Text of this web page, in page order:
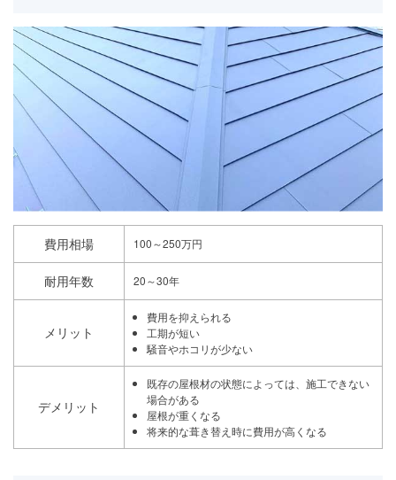
費用相場 100～250万円
耐用年数 20～30年
メリット
費用を抑えられる
工期が短い
騒音やホコリが少ない
デメリット
既存の屋根材の状態によっては、施工できない
場合がある
屋根が重くなる
将来的な葺き替え時に費用が高くなる